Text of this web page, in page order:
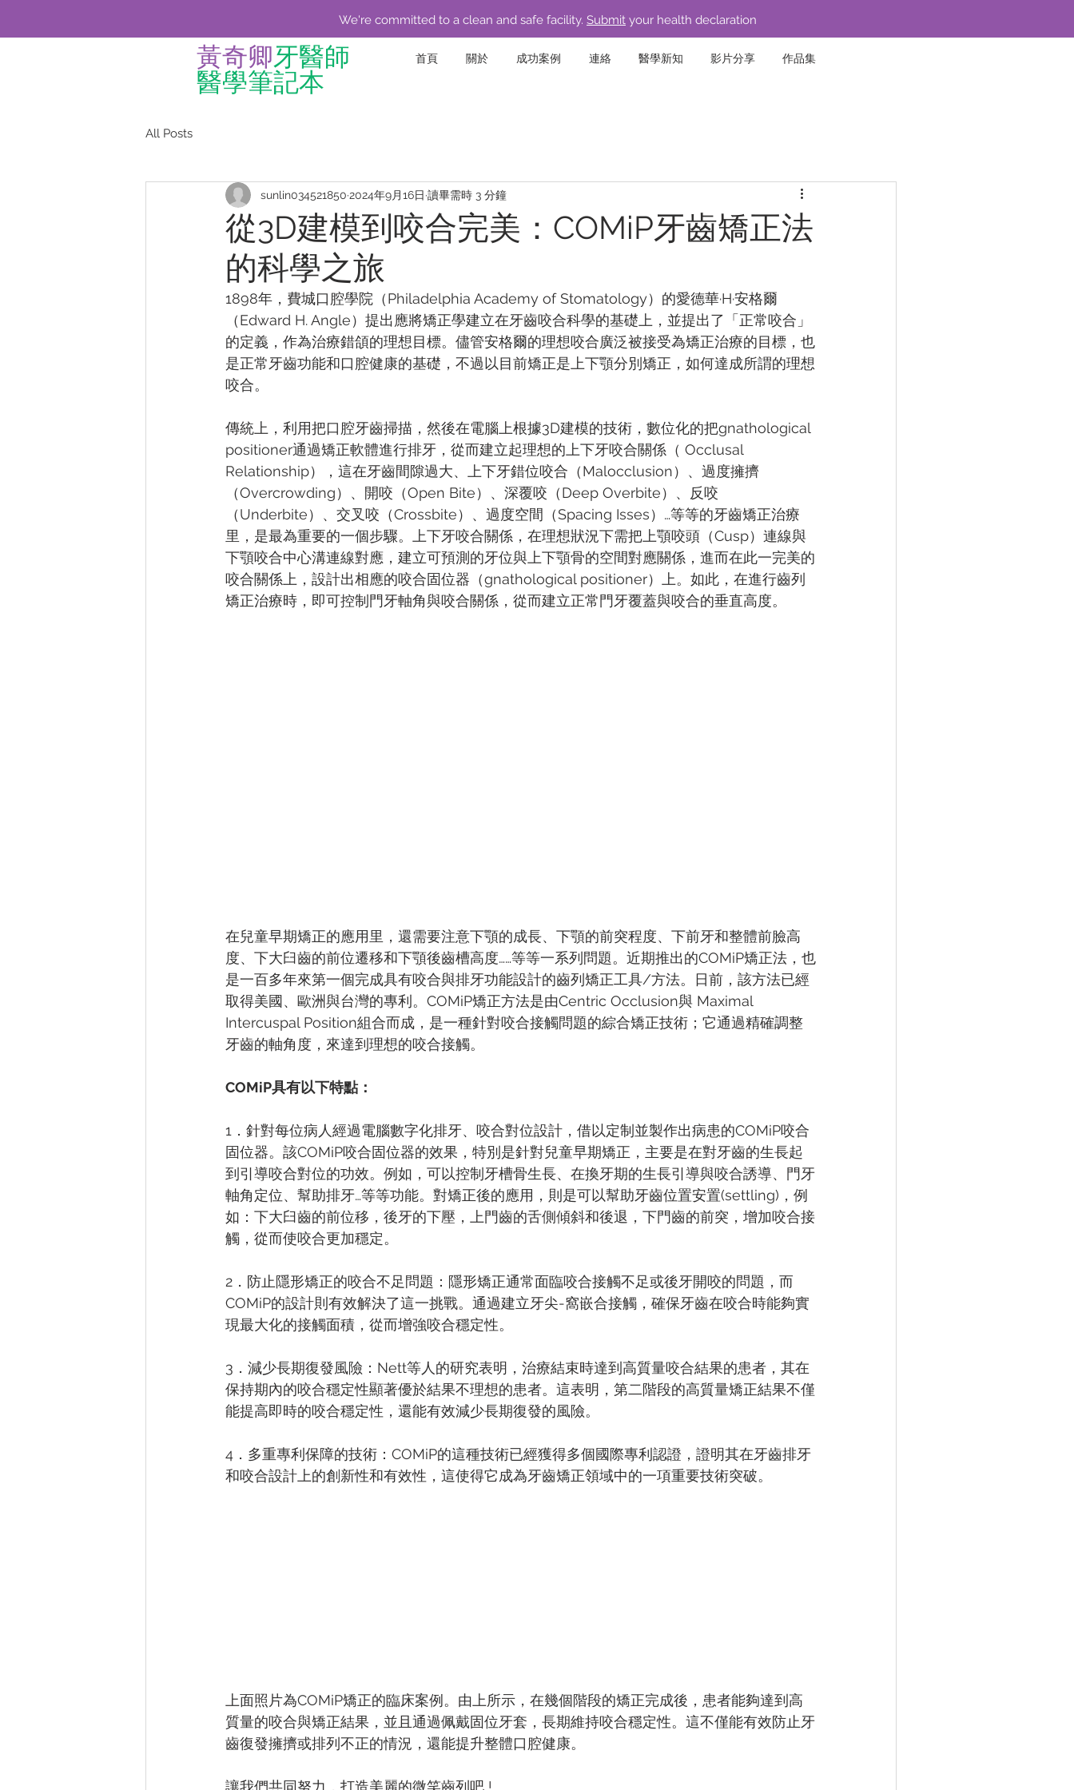
We're committed to a clean and safe facility. Submit your health declaration
黃奇卿牙醫師
醫學筆記本
首頁 關於 成功案例 連絡 醫學新知 影片分享 作品集
All Posts
從3D建模到咬合完美：COMiP牙齒矯正法
的科學之旅
sunlin034521850 2024年9月16日 讀畢需時 3 分鐘
1898年，費城口腔學院（Philadelphia Academy of Stomatology）的愛德華·H·安格爾
（Edward H. Angle）提出應將矯正學建立在牙齒咬合科學的基礎上，並提出了「正常咬合」
的定義，作為治療錯頜的理想目標。儘管安格爾的理想咬合廣泛被接受為矯正治療的目標，也
是正常牙齒功能和口腔健康的基礎，不過以目前矯正是上下顎分別矯正，如何達成所謂的理想
咬合。
傳統上，利用把口腔牙齒掃描，然後在電腦上根據3D建模的技術，數位化的把gnathological
positioner通過矯正軟體進行排牙，從而建立起理想的上下牙咬合關係（ Occlusal
Relationship），這在牙齒間隙過大、上下牙錯位咬合（Malocclusion）、過度擁擠
（Overcrowding）、開咬（Open Bite）、深覆咬（Deep Overbite）、反咬
（Underbite）、交叉咬（Crossbite）、過度空間（Spacing Isses）…等等的牙齒矯正治療
里，是最為重要的一個步驟。上下牙咬合關係，在理想狀況下需把上顎咬頭（Cusp）連線與
下顎咬合中心溝連線對應，建立可預測的牙位與上下顎骨的空間對應關係，進而在此一完美的
咬合關係上，設計出相應的咬合固位器（gnathological positioner）上。如此，在進行齒列
矯正治療時，即可控制門牙軸角與咬合關係，從而建立正常門牙覆蓋與咬合的垂直高度。
在兒童早期矯正的應用里，還需要注意下顎的成長、下顎的前突程度、下前牙和整體前臉高
度、下大臼齒的前位遷移和下顎後齒槽高度……等等一系列問題。近期推出的COMiP矯正法，也
是一百多年來第一個完成具有咬合與排牙功能設計的齒列矯正工具/方法。日前，該方法已經
取得美國、歐洲與台灣的專利。COMiP矯正方法是由Centric Occlusion與 Maximal
Intercuspal Position組合而成，是一種針對咬合接觸問題的綜合矯正技術；它通過精確調整
牙齒的軸角度，來達到理想的咬合接觸。
COMiP具有以下特點：
1．針對每位病人經過電腦數字化排牙、咬合對位設計，借以定制並製作出病患的COMiP咬合
固位器。該COMiP咬合固位器的效果，特別是針對兒童早期矯正，主要是在對牙齒的生長起
到引導咬合對位的功效。例如，可以控制牙槽骨生長、在換牙期的生長引導與咬合誘導、門牙
軸角定位、幫助排牙…等等功能。對矯正後的應用，則是可以幫助牙齒位置安置(settling)，例
如：下大臼齒的前位移，後牙的下壓，上門齒的舌側傾斜和後退，下門齒的前突，增加咬合接
觸，從而使咬合更加穩定。
2．防止隱形矯正的咬合不足問題：隱形矯正通常面臨咬合接觸不足或後牙開咬的問題，而
COMiP的設計則有效解決了這一挑戰。通過建立牙尖-窩嵌合接觸，確保牙齒在咬合時能夠實
現最大化的接觸面積，從而增強咬合穩定性。
3．減少長期復發風險：Nett等人的研究表明，治療結束時達到高質量咬合結果的患者，其在
保持期內的咬合穩定性顯著優於結果不理想的患者。這表明，第二階段的高質量矯正結果不僅
能提高即時的咬合穩定性，還能有效減少長期復發的風險。
4．多重專利保障的技術：COMiP的這種技術已經獲得多個國際專利認證，證明其在牙齒排牙
和咬合設計上的創新性和有效性，這使得它成為牙齒矯正領域中的一項重要技術突破。
上面照片為COMiP矯正的臨床案例。由上所示，在幾個階段的矯正完成後，患者能夠達到高
質量的咬合與矯正結果，並且通過佩戴固位牙套，長期維持咬合穩定性。這不僅能有效防止牙
齒復發擁擠或排列不正的情況，還能提升整體口腔健康。
讓我們共同努力，打造美麗的微笑齒列吧 !